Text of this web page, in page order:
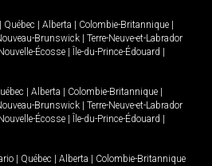
Québec Alberta Colombie-Britannique
Brunswick
Terre-Neuve-et-Labrador
Écosse Île-du-Prince-Édouard
Alberta Colombie-Britannique
Brunswick
Terre-Neuve-et-Labrador
Écosse Île-du-Prince-Édouard
Québec Alberta
Colombie-Britannique